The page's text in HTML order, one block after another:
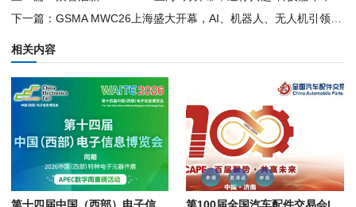
下一篇： GSMA MWC26上海盛大开幕，AI、机器人、无人机引领创新浪潮
相关内容